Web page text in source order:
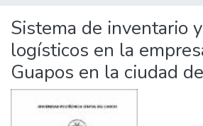
Estadísticas Externas
Manuales
Sistema de inventario
logísticos en la
Guapos en la ciudad